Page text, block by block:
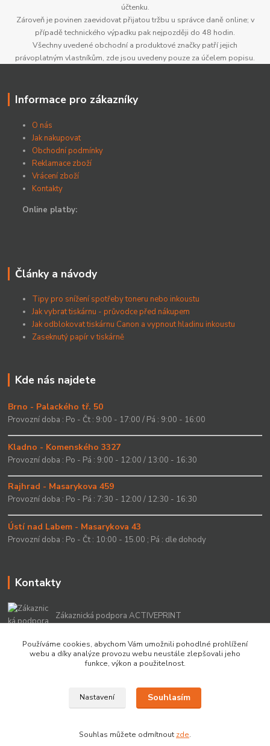
účtenku.
Zároveň je povinen zaevidovat přijatou tržbu u správce daně online; v
případě technického výpadku pak nejpozději do 48 hodin.
Všechny uvedené obchodní a produktové značky patří jejich
právoplatným vlastníkům, zde jsou uvedeny pouze za účelem popisu.
Informace pro zákazníky
O nás
Jak nakupovat
Obchodní podmínky
Reklamace zboží
Vrácení zboží
Kontakty
Online platby:
Články a návody
Tipy pro snížení spotřeby toneru nebo inkoustu
Jak vybrat tiskárnu - průvodce před nákupem
Jak odblokovat tiskárnu Canon a vypnout hladinu inkoustu
Zaseknutý papír v tiskárně
Kde nás najdete
Brno - Palackého tř. 50
Provozní doba : Po - Čt : 9:00 - 17:00 / Pá : 9:00 - 16:00
Kladno - Komenského 3327
Provozní doba : Po - Pá : 9:00 - 12:00 / 13:00 - 16:30
Rajhrad - Masarykova 459
Provozní doba : Po - Pá : 7:30 - 12:00 / 12:30 - 16:30
Ústí nad Labem - Masarykova 43
Provozní doba : Po - Čt : 10:00 - 15.00 ; Pá : dle dohody
Kontakty
Zákaznická podpora ACTIVEPRINT
+420 549 213 756
info@activeprint.cz
Copyright 2022 © ActivePrint s.r.o.
Používáme cookies, abychom Vám umožnili pohodlné prohlížení
webu a díky analýze provozu webu neustále zlepšovali jeho
funkce, výkon a použitelnost.
Nastavení Souhlasím
Souhlas můžete odmítnout zde.